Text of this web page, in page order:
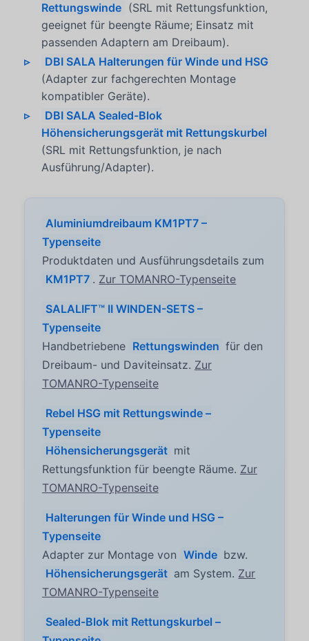
Rettungswinde (SRL mit Rettungsfunktion,
geeignet für beengte Räume; Einsatz mit
passenden Adaptern am Dreibaum).
DBI SALA Halterungen für Winde und HSG
(Adapter zur fachgerechten Montage
kompatibler Geräte).
DBI SALA Sealed-Blok
Höhensicherungsgerät mit Rettungskurbel
(SRL mit Rettungsfunktion, je nach
Ausführung/Adapter).
Aluminiumdreibaum KM1PT7 –
Typenseite
Produktdaten und Ausführungsdetails zum
KM1PT7 . Zur TOMANRO-Typenseite
SALALIFT™ II WINDEN-SETS –
Typenseite
Handbetriebene Rettungswinden für den
Dreibaum- und Daviteinsatz. Zur
TOMANRO-Typenseite
Rebel HSG mit Rettungswinde –
Typenseite
Höhensicherungsgerät mit
Rettungsfunktion für beengte Räume. Zur
TOMANRO-Typenseite
Halterungen für Winde und HSG –
Typenseite
Adapter zur Montage von Winde bzw.
Höhensicherungsgerät am System. Zur
TOMANRO-Typenseite
Sealed-Blok mit Rettungskurbel –